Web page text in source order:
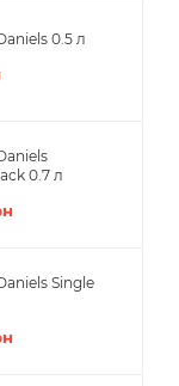
0.5 л
0.7 л
Single